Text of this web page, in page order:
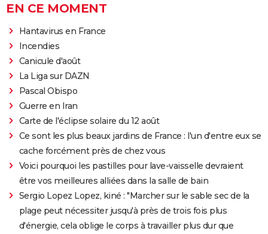
EN CE MOMENT
Hantavirus en France
Incendies
Canicule d'août
La Liga sur DAZN
Pascal Obispo
Guerre en Iran
Carte de l'éclipse solaire du 12 août
Ce sont les plus beaux jardins de France : l'un d'entre eux se
cache forcément près de chez vous
Voici pourquoi les pastilles pour lave-vaisselle devraient
être vos meilleures alliées dans la salle de bain
Sergio Lopez Lopez, kiné : "Marcher sur le sable sec de la
plage peut nécessiter jusqu'à près de trois fois plus
d'énergie, cela oblige le corps à travailler plus dur que